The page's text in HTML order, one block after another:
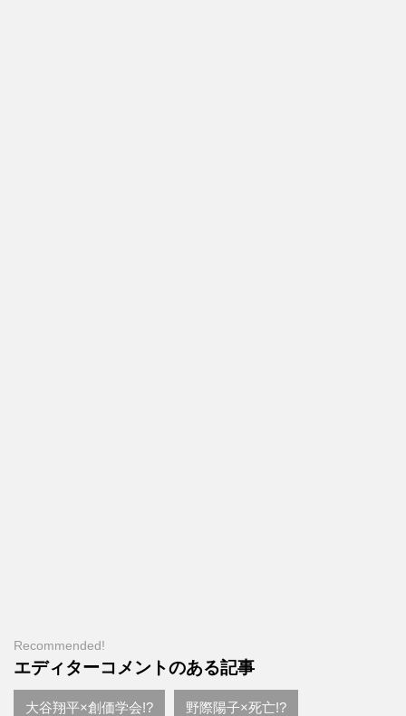
Recommended!
エディターコメントのある記事
大谷翔平×創価学会!? 野際陽子×死亡!?